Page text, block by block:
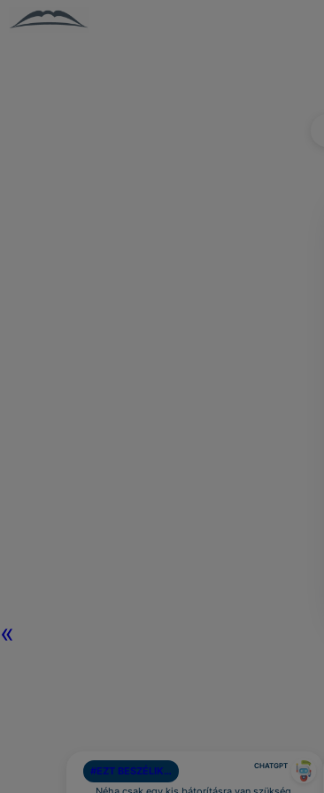
«
#EZT BESZÉLIK… CHATGPT